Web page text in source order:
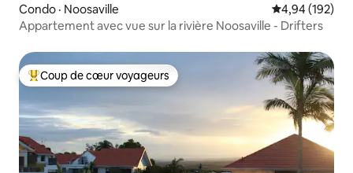
Condo · Noosaville Note
4,94 (192)
Appartement avec vue sur la rivière Noosaville - Drifters
Coup de cœur voyageurs parmi les plus aimés
Coup de cœur voyageurs